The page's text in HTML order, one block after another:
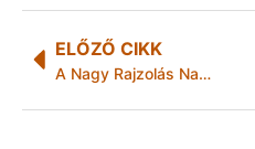
ELŐZŐ CIKK
A Nagy Rajzolás Napja